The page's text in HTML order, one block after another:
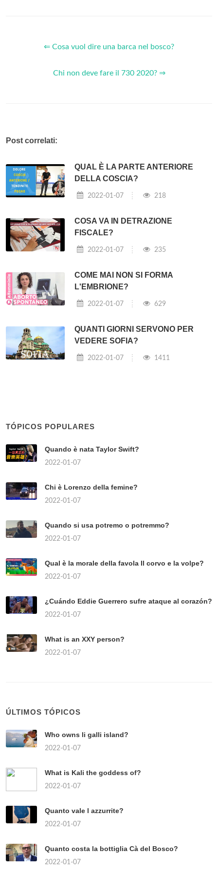
⇐ Cosa vuol dire una barca nel bosco?
Chi non deve fare il 730 2020? ⇒
Post correlati:
QUAL È LA PARTE ANTERIORE
DELLA COSCIA?
2022-01-07 218
COSA VA IN DETRAZIONE
FISCALE?
2022-01-07 235
COME MAI NON SI FORMA
L'EMBRIONE?
2022-01-07 629
QUANTI GIORNI SERVONO PER
VEDERE SOFIA?
2022-01-07 1411
TÓPICOS POPULARES
Quando è nata Taylor Swift?
2022-01-07
Chi è Lorenzo della femine?
2022-01-07
Quando si usa potremo o potremmo?
2022-01-07
Qual è la morale della favola Il corvo e la volpe?
2022-01-07
¿Cuándo Eddie Guerrero sufre ataque al corazón?
2022-01-07
What is an XXY person?
2022-01-07
ÚLTIMOS TÓPICOS
Who owns li galli island?
2022-01-07
What is Kali the goddess of?
2022-01-07
Quanto vale l azzurrite?
2022-01-07
Quanto costa la bottiglia Cà del Bosco?
2022-01-07